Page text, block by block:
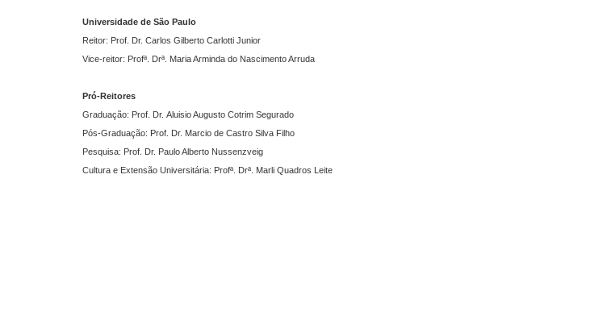
Universidade de São Paulo
Reitor: Prof. Dr. Carlos Gilberto Carlotti Junior
Vice-reitor: Profª. Drª. Maria Arminda do Nascimento Arruda
Pró-Reitores
Graduação: Prof. Dr. Aluisio Augusto Cotrim Segurado
Pós-Graduação: Prof. Dr. Marcio de Castro Silva Filho
Pesquisa: Prof. Dr. Paulo Alberto Nussenzveig
Cultura e Extensão Universitária: Profª. Drª. Marli Quadros Leite